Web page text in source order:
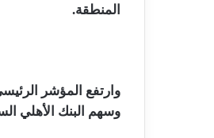
المنطقة.
وسهم البنك الأهلي السعودي